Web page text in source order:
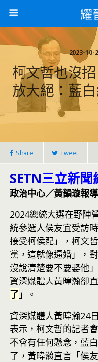
耀
2023-10-
柯文哲也沒
放大絕：藍
Share Tweet
SETN三立新聞
政治中心／黃韻璇報導
2024總統大選在野陣
統參選人侯友宜受訪
接受柯侯配」，柯文
黨，這就像逼婚」，
沒說清楚要不要娶他
資深媒體人黃暐瀚卻
了 」。
資深媒體人黃暐瀚24
表示，柯文哲的記者
不會有任何懸念，藍
了，黃暐瀚直言「侯